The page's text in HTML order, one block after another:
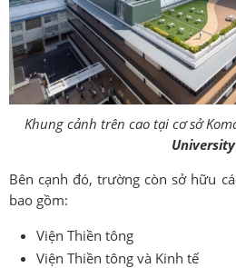
Khung cảnh trên cao tại cơ sở
University
Bên cạnh đó, trường còn sở hữu
bao gồm:
Viện Thiền tông
Viện Thiền tông và Kinh tế